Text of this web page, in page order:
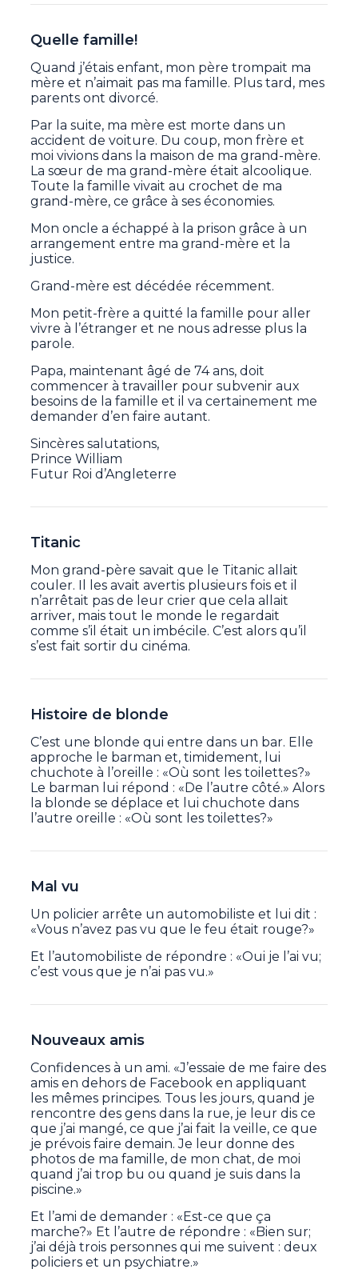
Quelle famille!
Quand j’étais enfant, mon père trompait ma
mère et n’aimait pas ma famille. Plus tard, mes
parents ont divorcé.
Par la suite, ma mère est morte dans un
accident de voiture. Du coup, mon frère et
moi vivions dans la maison de ma grand-mère.
La sœur de ma grand-mère était alcoolique.
Toute la famille vivait au crochet de ma
grand-mère, ce grâce à ses économies.
Mon oncle a échappé à la prison grâce à un
arrangement entre ma grand-mère et la
justice.
Grand-mère est décédée récemment.
Mon petit-frère a quitté la famille pour aller
vivre à l’étranger et ne nous adresse plus la
parole.
Papa, maintenant âgé de 74 ans, doit
commencer à travailler pour subvenir aux
besoins de la famille et il va certainement me
demander d’en faire autant.
Sincères salutations,
Prince William
Futur Roi d’Angleterre
Titanic
Mon grand-père savait que le Titanic allait
couler. Il les avait avertis plusieurs fois et il
n’arrêtait pas de leur crier que cela allait
arriver, mais tout le monde le regardait
comme s’il était un imbécile. C’est alors qu’il
s’est fait sortir du cinéma.
Histoire de blonde
C’est une blonde qui entre dans un bar. Elle
approche le barman et, timidement, lui
chuchote à l’oreille : «Où sont les toilettes?»
Le barman lui répond : «De l’autre côté.» Alors
la blonde se déplace et lui chuchote dans
l’autre oreille : «Où sont les toilettes?»
Mal vu
Un policier arrête un automobiliste et lui dit :
«Vous n’avez pas vu que le feu était rouge?»
Et l’automobiliste de répondre : «Oui je l’ai vu;
c’est vous que je n’ai pas vu.»
Nouveaux amis
Confidences à un ami. «J’essaie de me faire des
amis en dehors de Facebook en appliquant
les mêmes principes. Tous les jours, quand je
rencontre des gens dans la rue, je leur dis ce
que j’ai mangé, ce que j’ai fait la veille, ce que
je prévois faire demain. Je leur donne des
photos de ma famille, de mon chat, de moi
quand j’ai trop bu ou quand je suis dans la
piscine.»
Et l’ami de demander : «Est-ce que ça
marche?» Et l’autre de répondre : «Bien sur;
j’ai déjà trois personnes qui me suivent : deux
policiers et un psychiatre.»